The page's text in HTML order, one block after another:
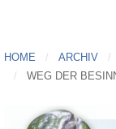
HOME ARCHIV
WEG DER